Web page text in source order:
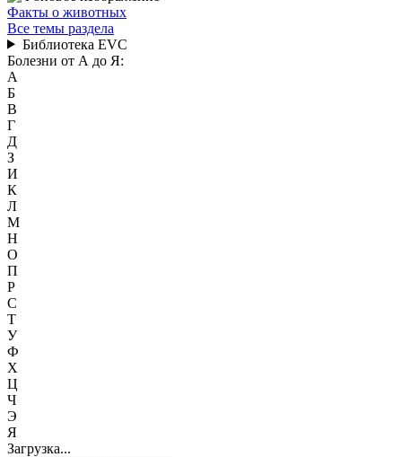
Факты о животных
Все темы раздела
Библиотека EVC
Болезни от А до Я:
А
Б
В
Г
Д
З
И
К
Л
М
Н
О
П
Р
С
Т
У
Ф
Х
Ц
Ч
Э
Я
Загрузка...